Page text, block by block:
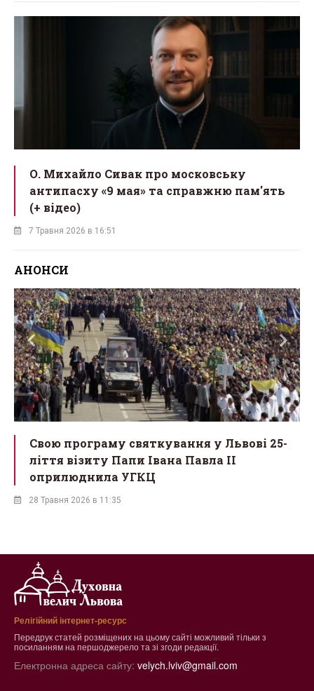
О. Михайло Сивак про московську
антипасху «9 мая» та справжню пам'ять
(+ відео)
7 Травня 2026 в 16:51
АНОНСИ
Дні пам'яті: у Львові вшанують 110-ті
роковини смерті Івана Франка
26 Травня 2026 в 12:09
Релігійний інтернет-ресурс
Передрук статей розміщених на цьому сайті можливий тільки з
посиланням на першоджерело та зі згоди редакції.
Електронна адреса сайту: velych.lviv@gmail.com